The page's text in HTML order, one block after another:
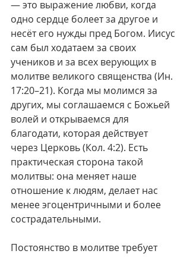
— это выражение любви, когда
одно сердце болеет за другое и
несёт его нужды пред Богом. Иисус
сам был ходатаем за своих
учеников и за всех верующих в
молитве великого священства (Ин.
17:20–21). Когда мы молимся за
других, мы соглашаемся с Божьей
волей и открываемся для
благодати, которая действует
через Церковь (Кол. 4:2). Есть
практическая сторона такой
молитвы: она меняет наше
отношение к людям, делает нас
менее эгоцентричными и более
сострадательными.
Постоянство в молитве требует